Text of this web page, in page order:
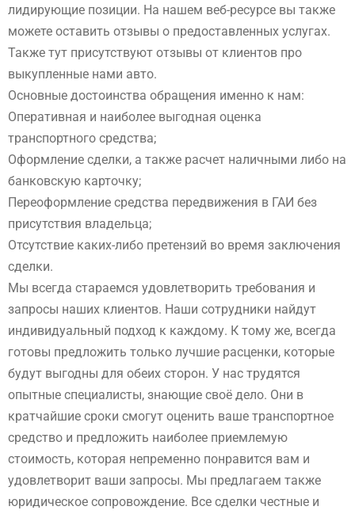
лидирующие позиции. На нашем веб-ресурсе вы также
можете оставить отзывы о предоставленных услугах.
Также тут присутствуют отзывы от клиентов про
выкупленные нами авто.
Основные достоинства обращения именно к нам:
Оперативная и наиболее выгодная оценка
транспортного средства;
Оформление сделки, а также расчет наличными либо на
банковскую карточку;
Переоформление средства передвижения в ГАИ без
присутствия владельца;
Отсутствие каких-либо претензий во время заключения
сделки.
Мы всегда стараемся удовлетворить требования и
запросы наших клиентов. Наши сотрудники найдут
индивидуальный подход к каждому. К тому же, всегда
готовы предложить только лучшие расценки, которые
будут выгодны для обеих сторон. У нас трудятся
опытные специалисты, знающие своё дело. Они в
кратчайшие сроки смогут оценить ваше транспортное
средство и предложить наиболее приемлемую
стоимость, которая непременно понравится вам и
удовлетворит ваши запросы. Мы предлагаем также
юридическое сопровождение. Все сделки честные и